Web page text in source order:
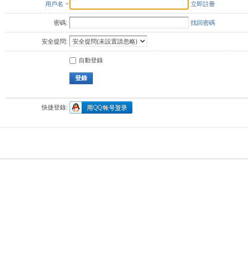
用戶名 立即註冊
密碼: 找回密碼
安全提問:
自動登錄
登錄
快捷登錄: